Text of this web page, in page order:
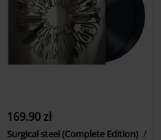
169.90 zł
Surgical steel (Complete Edition)